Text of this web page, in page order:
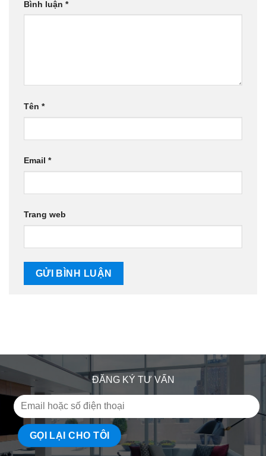
Bình luận *
Tên *
Email *
Trang web
ĐĂNG KÝ TƯ VẤN